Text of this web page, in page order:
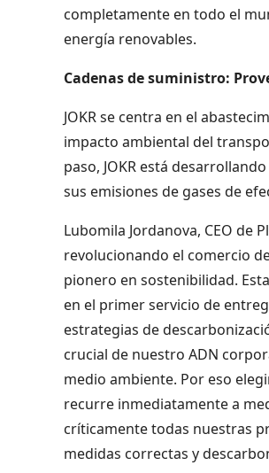
completamente en todo el
energía renovables.
Cadenas de suministro:
JOKR se centra en el
impacto ambiental del
paso, JOKR está
sus emisiones de gases de
Lubomila Jordanova, CEO de
revolucionando el comercio
pionero en sostenibilidad.
en el primer servicio de
estrategias de
crucial de nuestro ADN
medio ambiente. Por eso
recurre inmediatamente a
críticamente todas nuestras
medidas correctas y